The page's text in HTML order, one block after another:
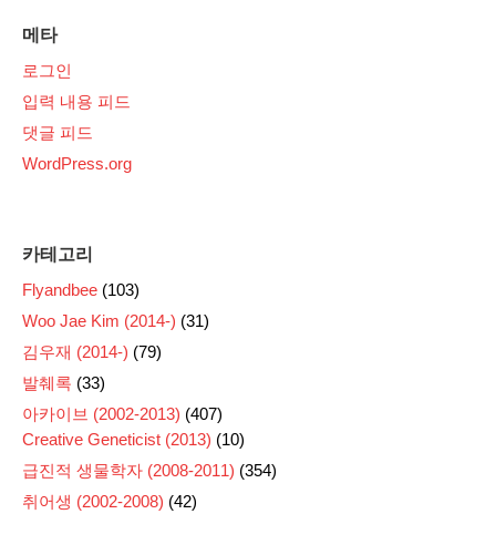
메타
로그인
입력 내용 피드
댓글 피드
WordPress.org
카테고리
Flyandbee (103)
Woo Jae Kim (2014-) (31)
김우재 (2014-) (79)
발췌록 (33)
아카이브 (2002-2013) (407)
Creative Geneticist (2013) (10)
급진적 생물학자 (2008-2011) (354)
취어생 (2002-2008) (42)